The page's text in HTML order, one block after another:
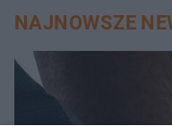
NAJNOWSZE